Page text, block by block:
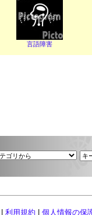
言語障害
利用規約 個人情報の保